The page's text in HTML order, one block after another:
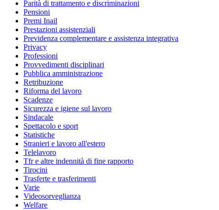
Parità di trattamento e discriminazioni
Pensioni
Premi Inail
Prestazioni assistenziali
Previdenza complementare e assistenza integrativa
Privacy
Professioni
Provvedimenti disciplinari
Pubblica amministrazione
Retribuzione
Riforma del lavoro
Scadenze
Sicurezza e igiene sul lavoro
Sindacale
Spettacolo e sport
Statistiche
Stranieri e lavoro all'estero
Telelavoro
Tfr e altre indennità di fine rapporto
Tirocini
Trasferte e trasferimenti
Varie
Videosorveglianza
Welfare